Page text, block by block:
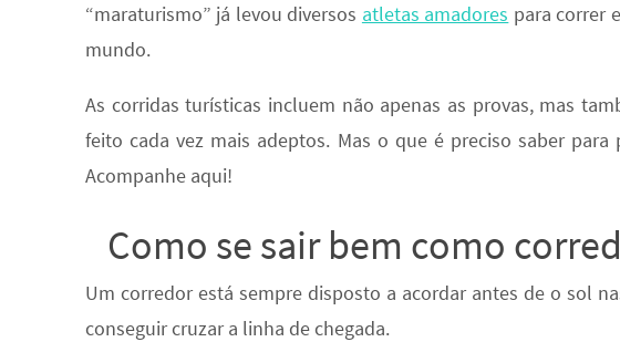
“maraturismo” já levou diversos atletas amadores para correr
mundo.
As corridas turísticas incluem não apenas as provas, mas
feito cada vez mais adeptos. Mas o que é preciso saber
Acompanhe aqui!
Como se sair bem como
Um corredor está sempre disposto a acordar antes de o sol
conseguir cruzar a linha de chegada.